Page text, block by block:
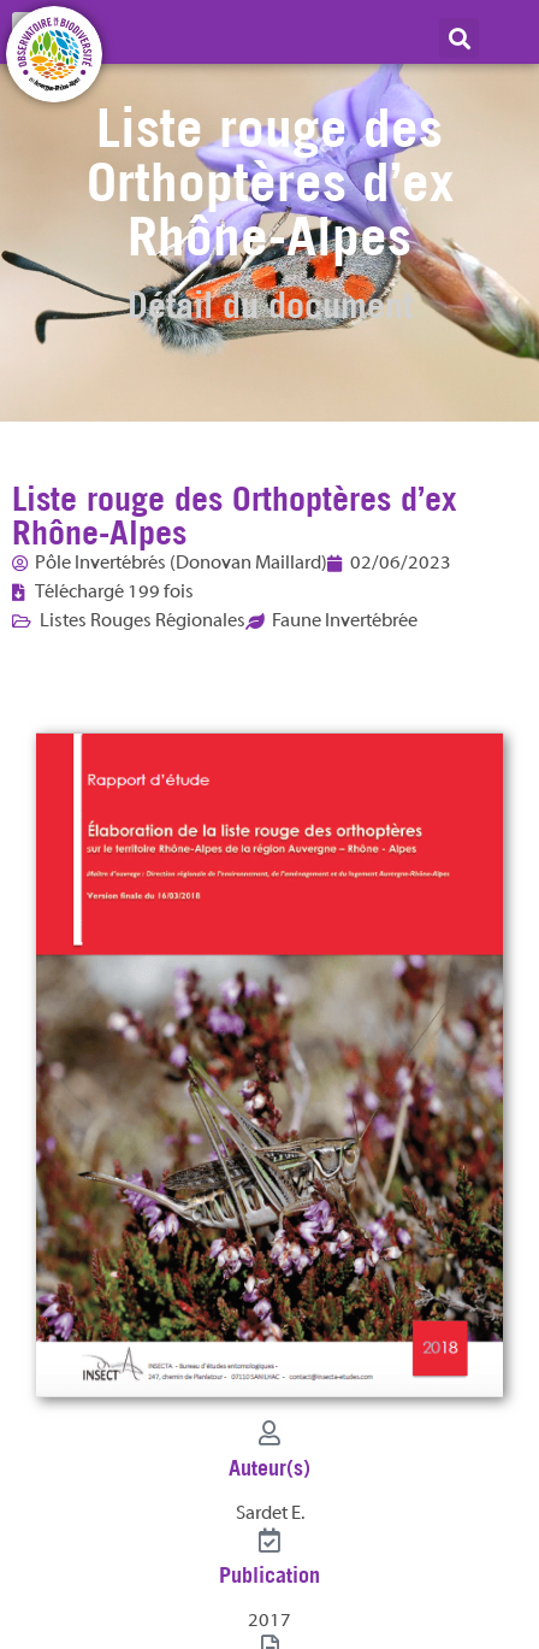
Liste rouge des
Orthoptères d’ex
Rhône-Alpes
Détail du document
Liste rouge des Orthoptères d’ex
Rhône-Alpes
Pôle Invertébrés (Donovan Maillard)
02/06/2023
Téléchargé 199 fois
Listes Rouges Régionales
Faune Invertébrée
Auteur(s)
Sardet E.
Publication
2017